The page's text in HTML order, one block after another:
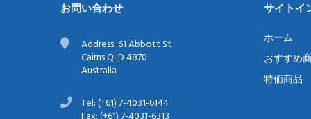
お問い合わせ
Address: 61 Abbott St
Cairns QLD 4870
Australia
Tel: (+61) 7-4031-6144
サイトイ
ホーム
おすすめ
特価商品